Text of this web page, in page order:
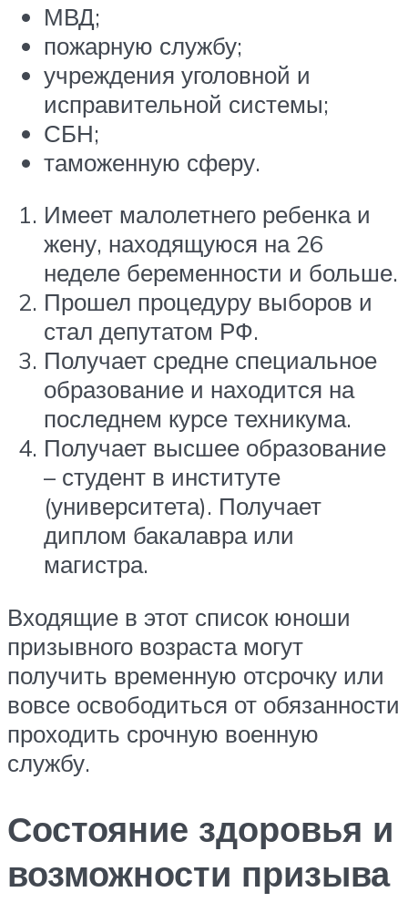
МВД;
пожарную службу;
учреждения уголовной и
исправительной системы;
СБН;
таможенную сферу.
Имеет малолетнего ребенка и
жену, находящуюся на 26
неделе беременности и больше.
Прошел процедуру выборов и
стал депутатом РФ.
Получает средне специальное
образование и находится на
последнем курсе техникума.
Получает высшее образование
– студент в институте
(университета). Получает
диплом бакалавра или
магистра.
Входящие в этот список юноши
призывного возраста могут
получить временную отсрочку или
вовсе освободиться от обязанности
проходить срочную военную
службу.
Состояние здоровья и
возможности призыва